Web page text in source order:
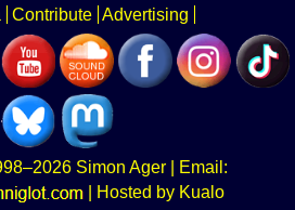
Contribute Advertising
Simon Ager | Email:
|
Hosted by Kualo